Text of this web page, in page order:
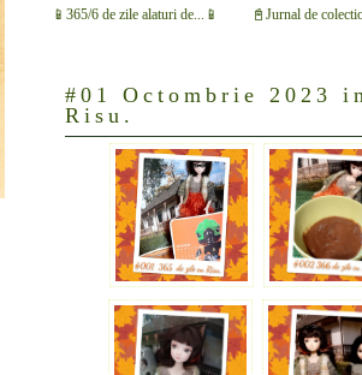
📱365/6 de zile alaturi de...📱 📓Jurnal de
#01 Octombrie 2023
Risu.